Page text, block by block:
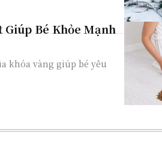
Giúp Bé Khỏe Mạnh
khóa vàng giúp bé yêu